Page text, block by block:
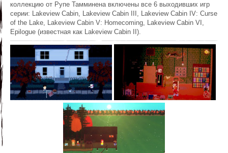
коллекцию от Рупе Тамминена включены все 6 выходивших игр
серии: Lakeview Cabin, Lakeview Cabin III, Lakeview Cabin IV: Curse
of the Lake, Lakeview Cabin V: Homecoming, Lakeview Cabin VI,
Epilogue (известная как Lakeview Cabin II).